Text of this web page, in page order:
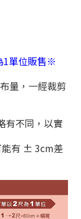
1單位販售※
量，一經裁剪
有不同，以實
能有 ± 3cm差